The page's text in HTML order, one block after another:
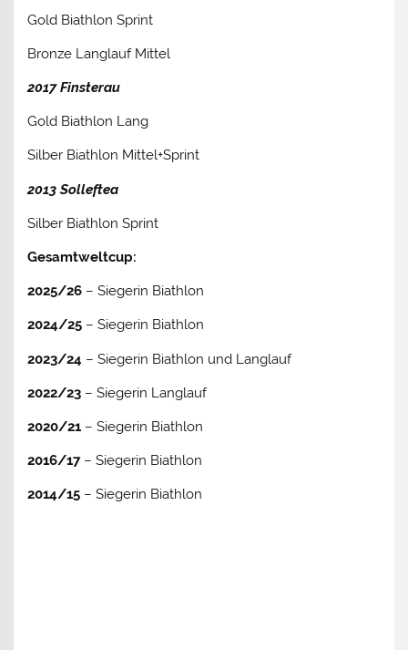
Gold Biathlon Sprint
Bronze Langlauf Mittel
2017 Finsterau
Gold Biathlon Lang
Silber Biathlon Mittel+Sprint
2013 Solleftea
Silber Biathlon Sprint
Gesamtweltcup:
2025/26 – Siegerin Biathlon
2024/25 – Siegerin Biathlon
2023/24 – Siegerin Biathlon und Langlauf
2022/23 – Siegerin Langlauf
2020/21 – Siegerin Biathlon
2016/17– Siegerin Biathlon
2014/15 – Siegerin Biathlon